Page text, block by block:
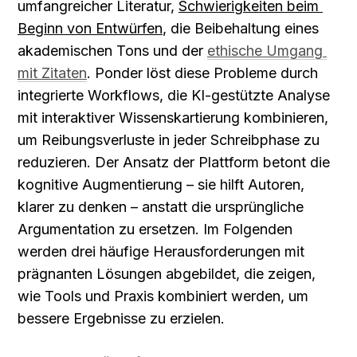
umfangreicher Literatur, Schwierigkeiten beim
Beginn von Entwürfen, die Beibehaltung eines
akademischen Tons und der ethische Umgang
mit Zitaten. Ponder löst diese Probleme durch
integrierte Workflows, die KI-gestützte Analyse
mit interaktiver Wissenskartierung kombinieren,
um Reibungsverluste in jeder Schreibphase zu
reduzieren. Der Ansatz der Plattform betont die
kognitive Augmentierung – sie hilft Autoren,
klarer zu denken – anstatt die ursprüngliche
Argumentation zu ersetzen. Im Folgenden
werden drei häufige Herausforderungen mit
prägnanten Lösungen abgebildet, die zeigen,
wie Tools und Praxis kombiniert werden, um
bessere Ergebnisse zu erzielen.